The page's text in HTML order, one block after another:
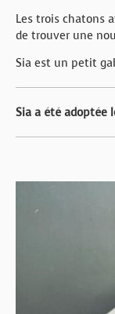
Les trois chatons
de trouver une
Sia est un petit
Sia a été adoptée